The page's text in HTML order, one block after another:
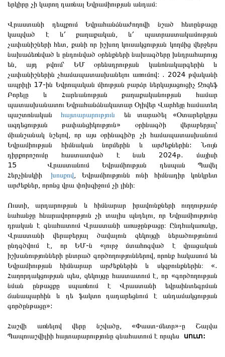
երկիրը չի կարող դառնալ Եվրամիության անդամ։
Վրաստանի դեպքում Եվրահանձնաժողովի նշած հետընթացը
կապված է և՛ քաղաքական, և՛ պատրաստակամության
չափանիշների հետ, քանի որ իշխող կուսակցության կողմից վերջերս
նախաձեռնված և ընդունված օրենքների նախագծերը խնդրահարույց
են, այդ թվում՝ ԵՄ օրենսդրության կանոնակարգերին և
չափանիշներին չհամապատասխանելու առումով: . 2024 թվականի
ապրիլի 17-ին Եվրոպական միության բարձր ներկայացուցիչ Ջոզեֆ
Բորելը և Հարևանության քաղաքականության համար
պատասխանատու Եվրահանձնակատար Օլիվեր Վարհեյը համատեղ
պաշտոնականհայտարարություն են տարածել «Օտարերկրյա
ազդեցության թափանցիկություն» օրինագծի վերաբերյալ՝
միանշանակ նշելով, որ այս օրինագիծը չի համապատասխանում
Եվրամիության հիմնական նորմերին և արժեքներին: Նույն
դիրքորոշումը հաստատված է նաև 2024թ. մայիսի
15 Վրաստանում Եվրամիության դեսպան Պավել
Հերչինսկիի խոսքով , Եվրամիությունն ունի հիմնադիր կոնկրետ
արժեքներ, որոնց վրա փոխզիջում չի լինի։
Ուստի, արդարության և հիմնարար իրավունքների ուղղությամբ
նահանջը հնարավորություն չի տալիս պնդելու, որ Եվրամիությունը
դրական է գնահատում Վրաստանի առաջընթացը։ Ընդհակառակը,
Վրաստանի վերաբերյալ ծավալուն զեկույցի ներածությունում
ընդգծվում է, որ ԵՄ-ն «լուրջ մտահոգված է վրացական
իշխանությունների ընտրած գործողություններով, որոնք հակասում են
Եվրամիության հիմնարար արժեքներին և սկզբունքներին։ «.
Հաղորդակցության պես, զեկույցը հաստատում է, որ «գործողության
նման ընթացքը սպառնում է Վրաստանի եվրաինտեգրման
ճանապարհին և դե ֆակտո դադարեցնում է անդամակցության
գործընթացը»:
Հաշվի առնելով վերը նշվածը, «Փաստ-մետր»-ը Շալվա
Պապուաշվիլիի հայտարարությունը գնահատում է որպես սուտ: